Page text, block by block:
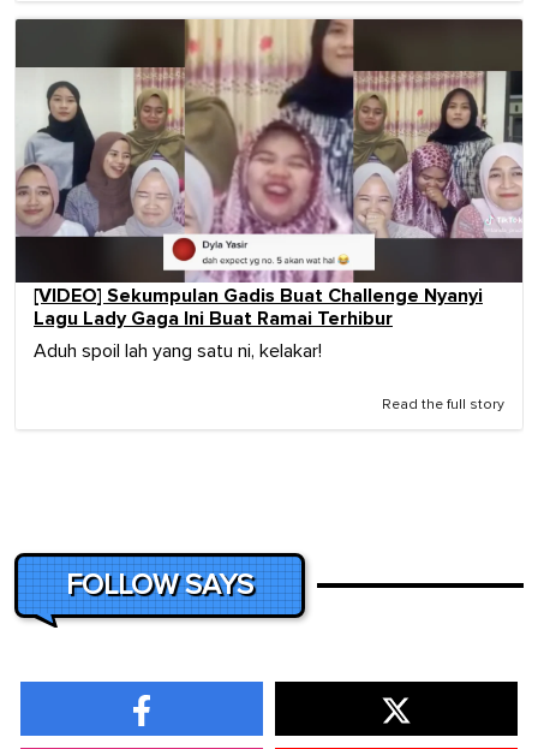
[VIDEO] Sekumpulan Gadis Buat Challenge Nyanyi
Lagu Lady Gaga Ini Buat Ramai Terhibur
Aduh spoil lah yang satu ni, kelakar!
Read the full story
FOLLOW SAYS